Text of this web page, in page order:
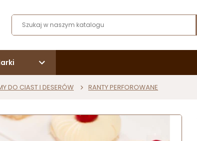
DO CIAST I DESERÓW RANTY PERFOROWANE